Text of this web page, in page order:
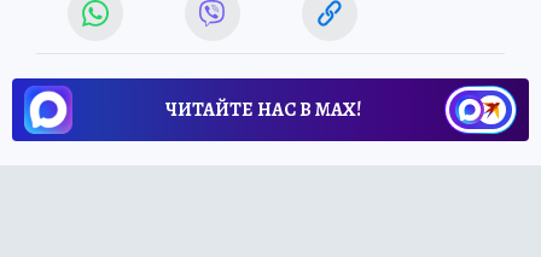
ЧИТАЙТЕ НАС В МАХ!